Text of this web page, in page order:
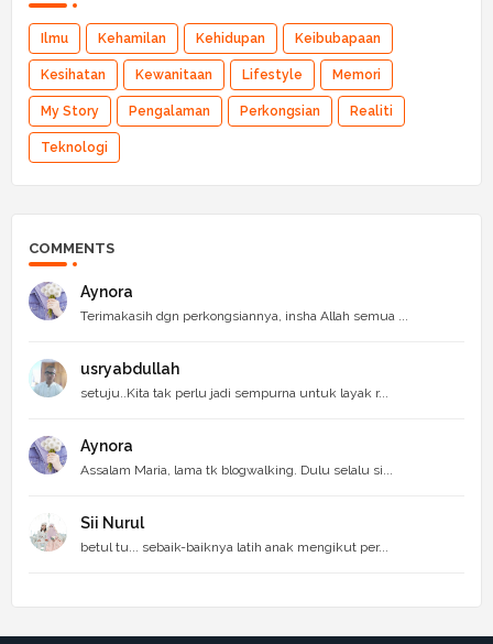
Ilmu Kehamilan Kehidupan Keibubapaan
Kesihatan Kewanitaan Lifestyle Memori
My Story Pengalaman Perkongsian Realiti
Teknologi
COMMENTS
Aynora
Terimakasih dgn perkongsiannya, insha Allah semua ...
usryabdullah
setuju..Kita tak perlu jadi sempurna untuk layak r...
Aynora
Assalam Maria, lama tk blogwalking. Dulu selalu si...
Sii Nurul
betul tu... sebaik-baiknya latih anak mengikut per...